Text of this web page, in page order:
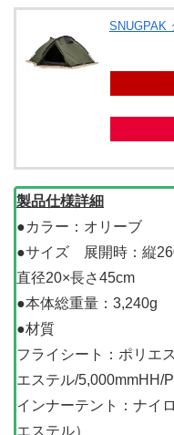
SNUGPAK
製品仕様詳細
●カラー：オリーブ
●サイズ 展開時：縦
直径20×長さ45cm
●本体総重量：3,240g
●材質
フライシート：ポリエ
エステル/5,000mmHH/
インナーテント：ナイ
エステル）